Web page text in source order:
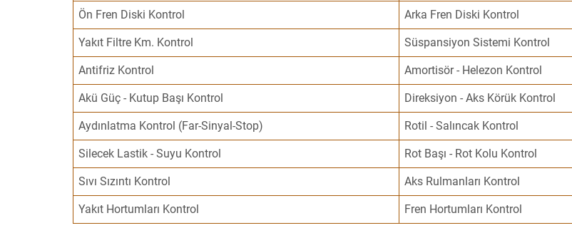
Ön Fren Diski Kontrol Arka Fren Diski Kontrol
Yakıt Filtre Km. Kontrol Süspansiyon Sistemi Kontrol
Antifriz Kontrol Amortisör - Helezon Kontrol
Akü Güç - Kutup Başı Kontrol Direksiyon - Aks Körük Kontrol
Aydınlatma Kontrol (Far-Sinyal-Stop) Rotil - Salıncak Kontrol
Silecek Lastik - Suyu Kontrol Rot Başı - Rot Kolu Kontrol
Sıvı Sızıntı Kontrol Aks Rulmanları Kontrol
Yakıt Hortumları Kontrol Fren Hortumları Kontrol